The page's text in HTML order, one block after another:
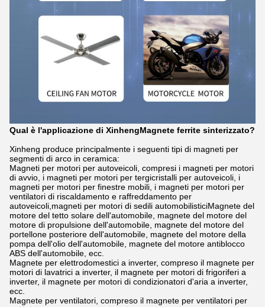
Qual è l'applicazione di XinhengMagnete ferrite sinterizzato?
Xinheng produce principalmente i seguenti tipi di magneti per
segmenti di arco in ceramica:
Magneti per motori per autoveicoli, compresi i magneti per motori
di avvio, i magneti per motori per tergicristalli per autoveicoli, i
magneti per motori per finestre mobili, i magneti per motori per
ventilatori di riscaldamento e raffreddamento per
autoveicoli,magneti per motori di sedili automobilisticiMagnete del
motore del tetto solare dell'automobile, magnete del motore del
motore di propulsione dell'automobile, magnete del motore del
portellone posteriore dell'automobile, magnete del motore della
pompa dell'olio dell'automobile, magnete del motore antiblocco
ABS dell'automobile, ecc.
Magnete per elettrodomestici a inverter, compreso il magnete per
motori di lavatrici a inverter, il magnete per motori di frigoriferi a
inverter, il magnete per motori di condizionatori d'aria a inverter,
ecc.
Magnete per ventilatori, compreso il magnete per ventilatori per